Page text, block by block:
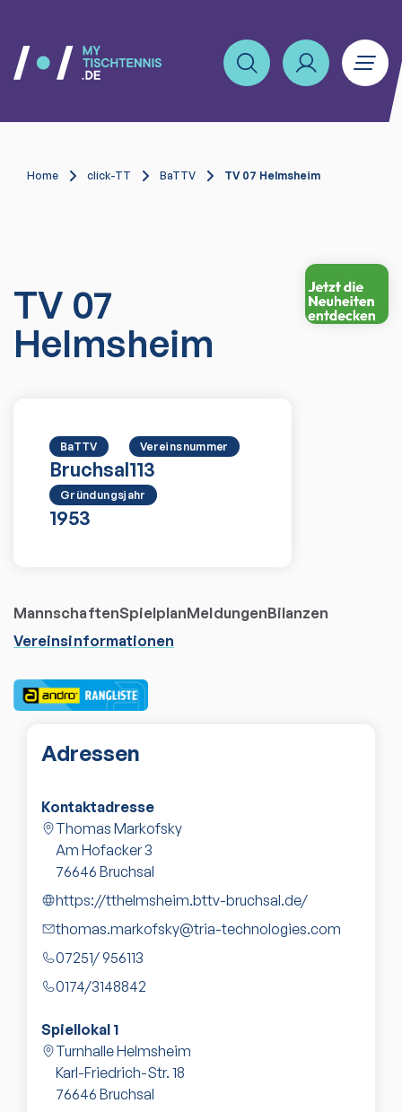
Home click-TT BaTTV TV 07 Helmsheim
TV 07
Helmsheim
BaTTV
Bruchsal
Vereinsnummer
113
Gründungsjahr
1953
MannschaftenSpielplanMeldungenBilanzen
Vereinsinformationen
Adressen
Kontaktadresse
Thomas Markofsky
Am Hofacker 3
76646 Bruchsal
https://tthelmsheim.bttv-bruchsal.de/
thomas.markofsky@tria-technologies.com
07251/ 956113
0174/3148842
Spiellokal 1
Turnhalle Helmsheim
Karl-Friedrich-Str. 18
76646 Bruchsal